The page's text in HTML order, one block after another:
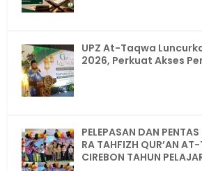
UPZ At-Taqwa
2026, Perkuat Akses
PELEPASAN DAN
RA TAHFIZH QUR’AN
CIREBON TAHUN